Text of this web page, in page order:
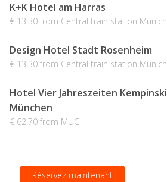
Réservez maintenant
K+K Hotel am Harras
€ 13.30 from Central train station Munich
Réservez maintenant
Design Hotel Stadt Rosenheim
€ 13.30 from Central train station Munich
Réservez maintenant
Hotel Vier Jahreszeiten Kempinski
München
€ 62.70 from MUC
Réservez maintenant